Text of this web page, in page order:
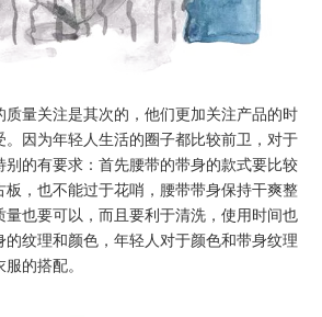
量关注是其次的，他们更加关注产品的时
。因为年轻人生活的圈子都比较前卫，对于
别的有要求：首先腰带的带身的款式要比较
板，也不能过于花哨，腰带带身保持干爽整
量也要可以，而且要利于清洗，使用时间也
的纹理和颜色，年轻人对于颜色和带身纹理
的搭配。